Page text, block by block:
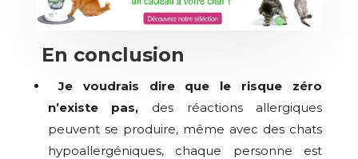
En conclusion
Je voudrais dire que le risque zéro
n’existe pas, des réactions allergiques
peuvent se produire, même avec des chats
hypoallergéniques, chaque personne est